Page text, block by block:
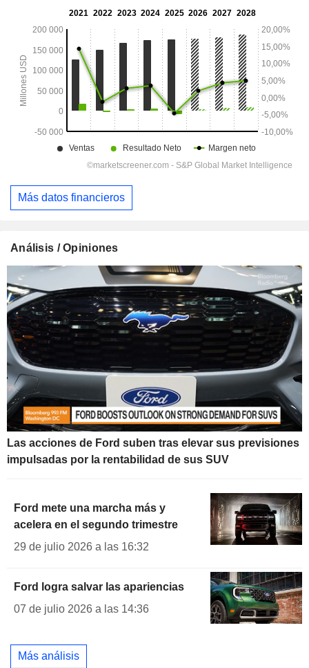
Más datos financieros
Análisis / Opiniones
Las acciones de Ford suben tras elevar sus previsiones
impulsadas por la rentabilidad de sus SUV
Ford mete una marcha más y
acelera en el segundo trimestre
29 de julio 2026 a las 16:32
Ford logra salvar las apariencias
07 de julio 2026 a las 14:36
Más análisis